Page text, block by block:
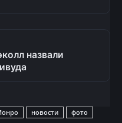
назвали
новости фото